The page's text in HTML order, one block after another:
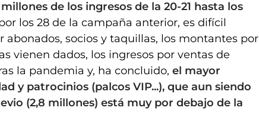
de los ingresos de la 20-21 hasta los
los 28 de la campaña anterior, es difícil
socios y taquillas, los montantes por
vienen dados, los ingresos por ventas de
la pandemia y, ha concluido, el mayor
y patrocinios (palcos VIP...), que aun siendo
(2,8 millones) está muy por debajo de la